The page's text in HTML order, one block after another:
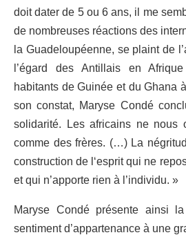
doit dater de 5 ou 6 ans, il me
de nombreuses réactions des
la Guadeloupéenne, se plaint de
l’égard des Antillais en
habitants de Guinée et du Ghana
son constat, Maryse Condé
solidarité. Les africains ne nous
comme des frères. (…) La
construction de l‘esprit qui ne
et qui n’apporte rien à l’individu. »
Maryse Condé présente ainsi
sentiment d’appartenance à une